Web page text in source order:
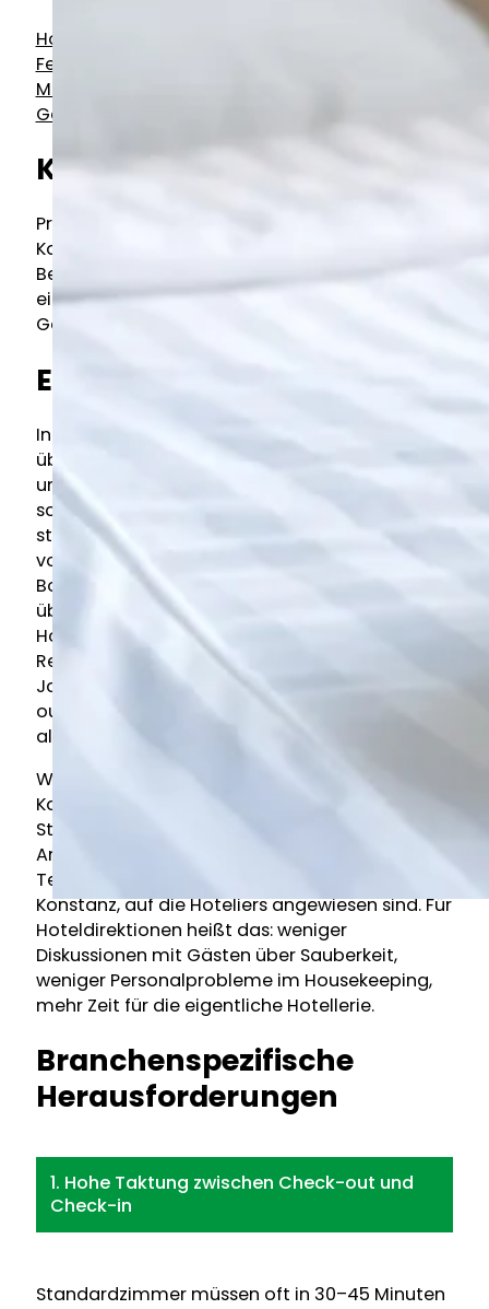
Hotelreinigung
Fensterreinigung
Marmoraufbereitung
Geländereinigung
Kurzbeschreibung
Professionelle Hotelreinigung für Hotels jeder
Kategorie — Zimmerreinigung, öffentliche
Bereiche und Wellness-Zonen, mit
eingespielten Teams, höchster
Geschwindigkeit und konstanter Qualität.
Einleitung
In der Hotellerie entscheidet Sauberkeit direkt
über Gästebewertungen, Wiederbuchungen
und letztlich den wirtschaftlichen Erfolg. Eine
schmutzige Dusche, fleckige Bettwäsche oder
staubige Lobbymöbel landen heute innerhalb
von Minuten als 1-Stern-Bewertung auf
Booking.com oder Google — und beeinflussen
über Jahre die Buchungslage. Gleichzeitig sind
Hotels einer der anspruchsvollsten
Reinigungsbereiche überhaupt: 365 Tage im
Jahr, hohe Geschwindigkeit zwischen Check-
out und Check-in, repräsentative Qualität in
allen Bereichen, Diskretion gegenüber Gästen.
Wir reinigen Hotels unterschiedlicher
Kategorien — von der Pension bis zum 4-
Sterne-Haus — und kennen die Unterschiede in
Anspruch, Logistik und Standards. Unsere
Teams sind eingespielt, schnell und liefern die
Konstanz, auf die Hoteliers angewiesen sind. Für
Hoteldirektionen heißt das: weniger
Diskussionen mit Gästen über Sauberkeit,
weniger Personalprobleme im Housekeeping,
mehr Zeit für die eigentliche Hotellerie.
Branchenspezifische
Herausforderungen
1. Hohe Taktung zwischen Check-out und
Check-in
Standardzimmer müssen oft in 30–45 Minuten